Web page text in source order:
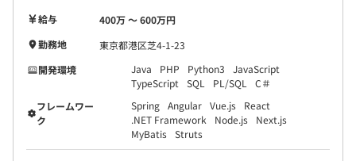
給与
400万 〜 600万円
勤務地
東京都港区芝4-1-23
開発環境
Java PHP Python3
JavaScript
TypeScript
SQL PL/SQL
C＃
フレームワー
ク
Spring Angular Vue.js
React
.NET Framework
Node.js
Next.js
MyBatis Struts